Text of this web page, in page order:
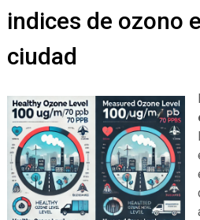
indices de ozono
ciudad